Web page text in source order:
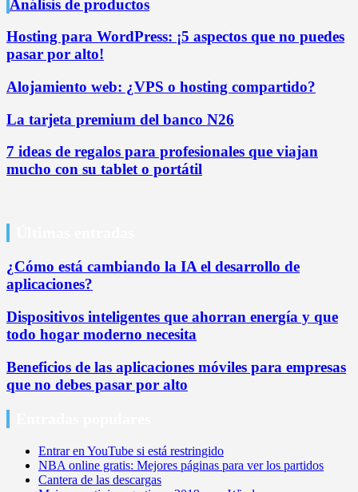
Análisis de productos
Hosting para WordPress: ¡5 aspectos que no puedes
pasar por alto!
Alojamiento web: ¿VPS o hosting compartido?
La tarjeta premium del banco N26
7 ideas de regalos para profesionales que viajan
mucho con su tablet o portátil
¿Cómo está cambiando la IA el desarrollo de
aplicaciones?
Dispositivos inteligentes que ahorran energía y que
todo hogar moderno necesita
Beneficios de las aplicaciones móviles para empresas
que no debes pasar por alto
Entrar en YouTube si está restringido
NBA online gratis: Mejores páginas para ver los partidos
Cantera de las descargas